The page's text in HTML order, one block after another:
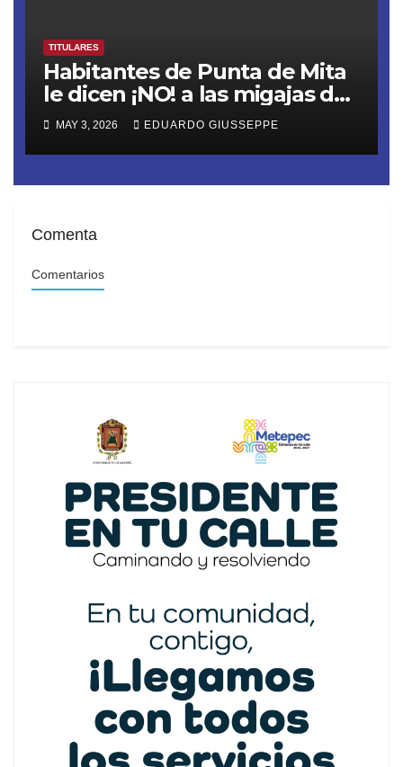
TITULARES
Habitantes de Punta de Mita
le dicen ¡NO! a las migajas de
Grupo DINE. La empresa
construye un muro ilegal en
Playa Las Cocinas,
destruyendo nidos de
extinción
MAY 3, 2026 EDUARDO GIUSSEPPE
Comenta
Comentarios